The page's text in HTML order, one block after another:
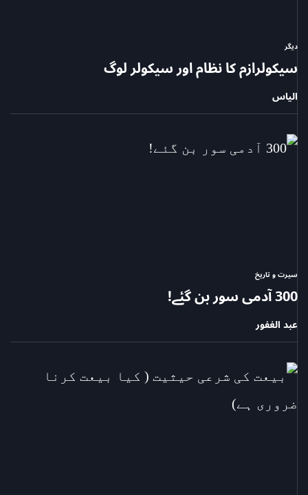
POSTED
IN
دیگر
سیکولرازم کا نظام اور سیکولر لوگ
الیاس
POSTED
IN
سیرت و تاریخ
300 آدمی سور بن گئے!
عبد الغفور